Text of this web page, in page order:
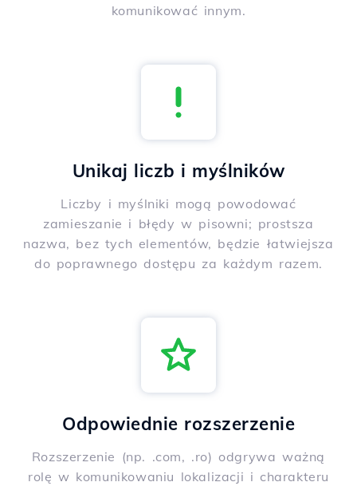
komunikować innym.
Unikaj liczb i myślników
Liczby i myślniki mogą powodować
zamieszanie i błędy w pisowni; prostsza
nazwa, bez tych elementów, będzie łatwiejsza
do poprawnego dostępu za każdym razem.
Odpowiednie rozszerzenie
Rozszerzenie (np. .com, .ro) odgrywa ważną
rolę w komunikowaniu lokalizacji i charakteru